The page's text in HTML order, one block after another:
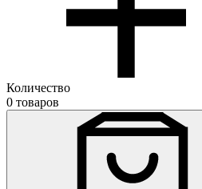
Количество
0 товаров